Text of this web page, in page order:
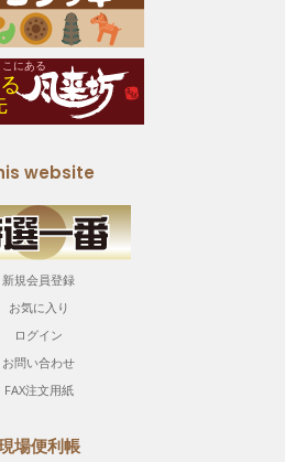
website
新規会員登録
お気に入り
ログイン
お問い合わせ
FAX注文用紙
場便利帳